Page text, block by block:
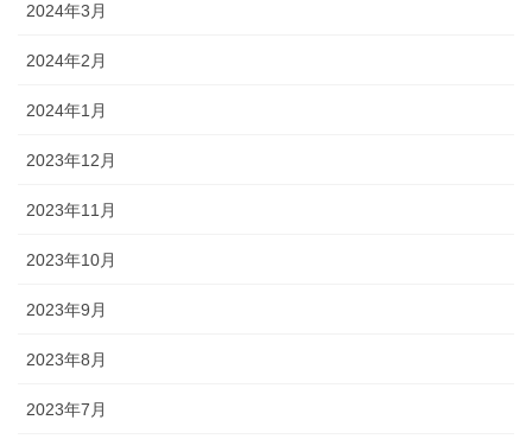
2024年3月
2024年2月
2024年1月
2023年12月
2023年11月
2023年10月
2023年9月
2023年8月
2023年7月